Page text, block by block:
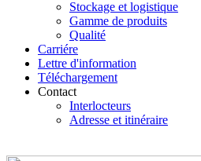
Stockage et logistique
Gamme de produits
Qualité
Carriére
Lettre d'information
Téléchargement
Contact
Interlocteurs
Adresse et itinéraire